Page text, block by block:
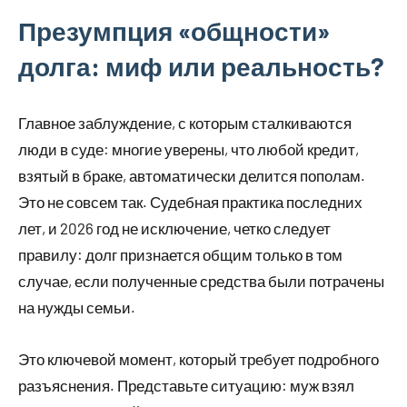
Презумпция «общности»
долга: миф или реальность?
Главное заблуждение, с которым сталкиваются
люди в суде: многие уверены, что любой кредит,
взятый в браке, автоматически делится пополам.
Это не совсем так. Судебная практика последних
лет, и 2026 год не исключение, четко следует
правилу: долг признается общим только в том
случае, если полученные средства были потрачены
на нужды семьи.
Это ключевой момент, который требует подробного
разъяснения. Представьте ситуацию: муж взял